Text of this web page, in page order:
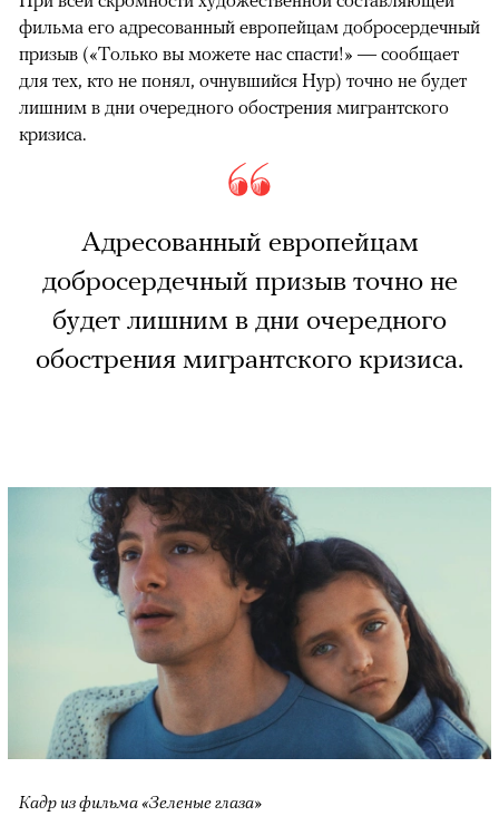
фильма его адресованный европейцам добросердечный
призыв («Только вы можете нас спасти!» — сообщает
для тех, кто не понял, очнувшийся Нур) точно не будет
лишним в дни очередного обострения мигрантского
кризиса.
Адресованный европейцам
добросердечный призыв точно не
будет лишним в дни очередного
обострения мигрантского кризиса.
Кадр из фильма «Зеленые глаза»